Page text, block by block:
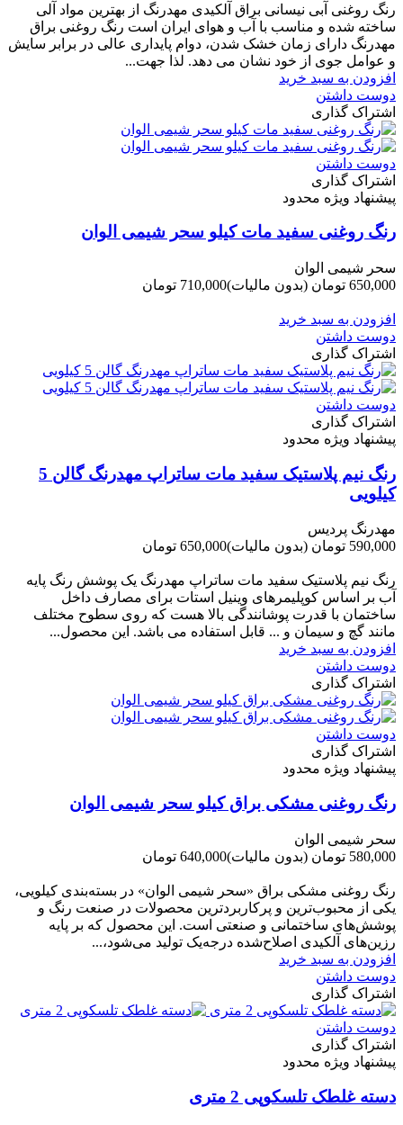
رنگ روغنی آبی نیسانی براق آلکیدی مهدرنگ از بهترین مواد آلی
ساخته شده و مناسب با آب و هوای ایران است رنگ روغنی براق
مهدرنگ دارای زﻣﺎن ﺧﺸﮏ ﺷﺪن، دوام ﭘﺎﯾﺪاری عالی در ﺑﺮاﺑﺮ ﺳﺎﯾﺶ
و ﻋﻮاﻣﻞ ﺟﻮی از ﺧﻮد ﻧﺸﺎن ﻣﯽ دﻫﺪ. ﻟﺬا ﺟﻬﺖ...
افزودن به سبد خرید
دوست داشتن
اشتراک گذاری
دوست داشتن
اشتراک گذاری
پیشنهاد ویژه محدود
رنگ روغنی سفید مات کیلو سحر شیمی الوان
سحر شیمی الوان
650,000 تومان
(بدون مالیات)710,000 تومان
افزودن به سبد خرید
دوست داشتن
اشتراک گذاری
دوست داشتن
اشتراک گذاری
پیشنهاد ویژه محدود
رنگ نیم پلاستیک سفید مات ساتراپ مهدرنگ گالن 5
کیلویی
مهدرنگ پردیس
590,000 تومان
(بدون مالیات)650,000 تومان
رنگ نیم پلاستیک سفید مات ساتراپ مهدرنگ یک پوشش رنگ پایه
آب بر اساس کوپلیمرهای وینیل استات برای مصارف داخل
ساختمان با قدرت پوشانندگی بالا هست که روی سطوح مختلف
مانند گچ و سیمان و ... قابل استفاده می باشد. این محصول...
افزودن به سبد خرید
دوست داشتن
اشتراک گذاری
دوست داشتن
اشتراک گذاری
پیشنهاد ویژه محدود
رنگ روغنی مشکی براق کیلو سحر شیمی الوان
سحر شیمی الوان
580,000 تومان
(بدون مالیات)640,000 تومان
رنگ روغنی مشکی براق «سحر شیمی الوان» در بسته‌بندی کیلویی،
یکی از محبوب‌ترین و پرکاربردترین محصولات در صنعت رنگ و
پوشش‌های ساختمانی و صنعتی است. این محصول که بر پایه
رزین‌های آلکیدی اصلاح‌شده درجه‌یک تولید می‌شود،...
افزودن به سبد خرید
دوست داشتن
اشتراک گذاری
دوست داشتن
اشتراک گذاری
پیشنهاد ویژه محدود
دسته غلطک تلسکوپی 2 متری